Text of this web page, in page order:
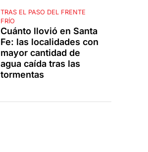
TRAS EL PASO DEL FRENTE
FRÍO
Cuánto llovió en Santa
Fe: las localidades con
mayor cantidad de
agua caída tras las
tormentas